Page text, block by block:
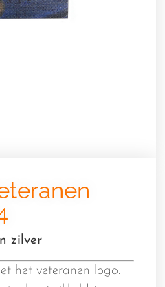
zilver
het veteranen logo.